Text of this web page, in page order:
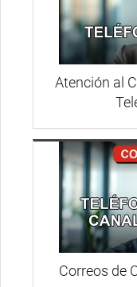
Atención al
Correos de